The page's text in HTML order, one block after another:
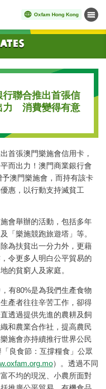
Oxfam Hong Kong Menu
聯合推出首張信
力 消費變得有意
首張澳門樂施會信用卡，
而出力！澳門商業銀行會
澳門樂施會，而持有該卡
惠，以行動支持滅貧工
會舉辦的活動，包括多年
「樂施競跑旅遊塔」等。
為扶貧出一分力外，更藉
令更多人明白公平貿易的
的貧窮人及家庭。
有80%是為我們生產食物
產者往往辛苦工作，卻得
透過提供先進的農耕及飼
和農業合作社，提高農民
施會亦持續推行世界公民
良食節：互撐糧食」公眾
）。透過不同
不均的現況、小農所面對